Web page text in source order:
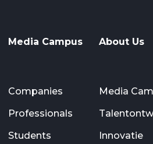
Media Campus
Companies
Professionals
Students
About Us
Media
Innovatie